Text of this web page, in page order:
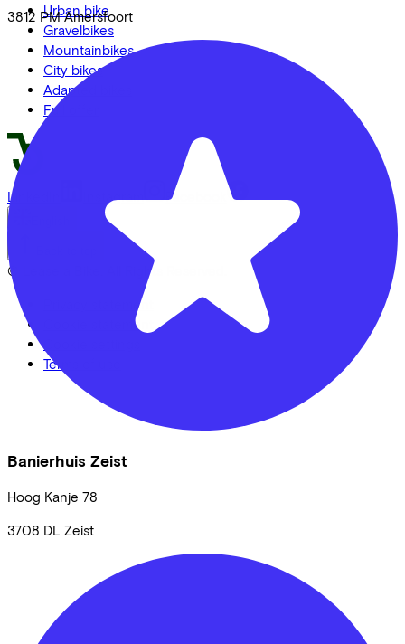
3812 PM Amersfoort
Banierhuis Zeist
Hoog Kanje 78
3708 DL Zeist
Urban bike
Gravelbikes
Mountainbikes
City bikes
Adapted bikes
Full offer
LinkedIn Instagram Facebook
© Lease a Bike. All Rights Reserved.
Privacy statement
Cookie statement
Terms of use